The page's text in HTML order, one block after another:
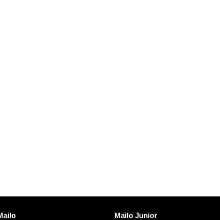
Scopre Mailo
Mailo Junior